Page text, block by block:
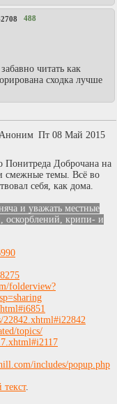
488
читать как
сходка лучше
Пт 08 Май 2015
Доброчана на
смежные темы. Всё во
себя, как дома.
и уважать местные
оскорблений, крипи- и
folderview?
22842.xhtml#i22842
topics/
includes/popup.php
.